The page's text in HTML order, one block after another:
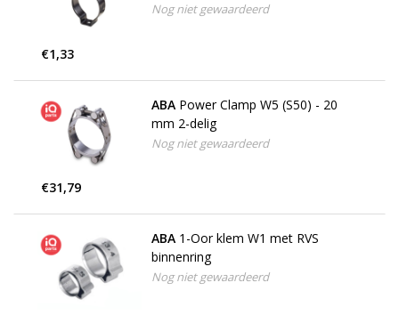
Nog niet gewaardeerd
€1,33
ABA Power Clamp W5 (S50) - 20
mm 2-delig
Nog niet gewaardeerd
€31,79
ABA 1-Oor klem W1 met RVS
binnenring
Nog niet gewaardeerd